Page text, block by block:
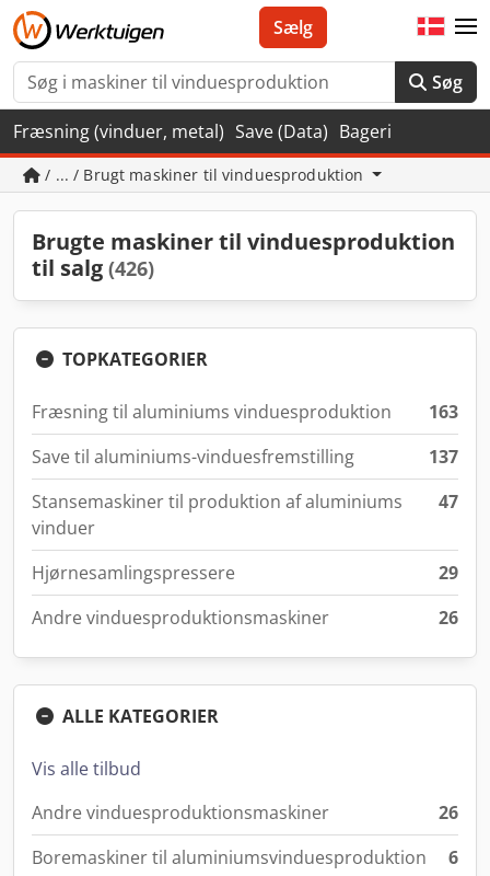
Søg
Sælg
Fræsning (vinduer, metal) Save (Data) Bageri
/ ... / Brugt maskiner til vinduesproduktion
Brugte maskiner til vinduesproduktion
til salg (426)
TOPKATEGORIER
Fræsning til aluminiums vinduesproduktion
163
Save til aluminiums-vinduesfremstilling
137
Stansemaskiner til produktion af aluminiums
vinduer
47
Hjørnesamlingspressere
29
Andre vinduesproduktionsmaskiner
26
ALLE KATEGORIER
Vis alle tilbud
Andre vinduesproduktionsmaskiner
26
Boremaskiner til aluminiumsvinduesproduktion
6